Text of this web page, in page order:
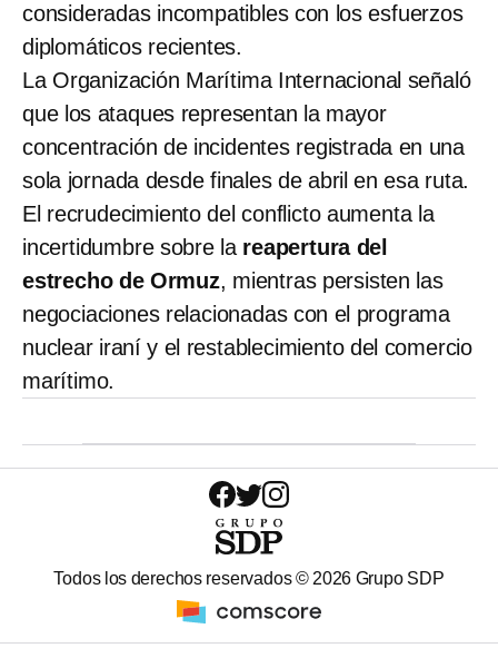
consideradas incompatibles con los esfuerzos
diplomáticos recientes.
La Organización Marítima Internacional señaló
que los ataques representan la mayor
concentración de incidentes registrada en una
sola jornada desde finales de abril en esa ruta.
El recrudecimiento del conflicto aumenta la
incertidumbre sobre la reapertura del
estrecho de Ormuz, mientras persisten las
negociaciones relacionadas con el programa
nuclear iraní y el restablecimiento del comercio
marítimo.
Todos los derechos reservados © 2026 Grupo SDP